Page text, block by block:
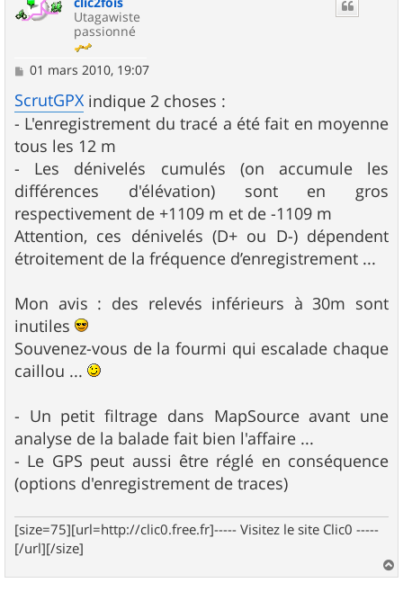
Utagawiste
passionné
M
s
s
a
g
e
01 mars 2010, 19:07
ScrutGPX indique 2 choses :
- L'enregistrement du tracé a été fait en moyenne
tous les 12 m
- Les dénivelés cumulés (on accumule les
différences d'élévation) sont en gros
respectivement de +1109 m et de -1109 m
Attention, ces dénivelés (D+ ou D-) dépendent
étroitement de la fréquence d’enregistrement ...
Mon avis : des relevés inférieurs à 30m sont
inutiles
Souvenez-vous de la fourmi qui escalade chaque
caillou ...
- Un petit filtrage dans MapSource avant une
analyse de la balade fait bien l'affaire ...
- Le GPS peut aussi être réglé en conséquence
(options d'enregistrement de traces)
[size=75][url=http://clic0.free.fr]----- Visitez le site Clic0 -----
[/url][/size]
a